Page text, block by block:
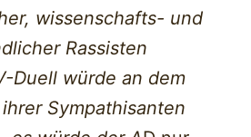
wissenschafts- und
Rassisten
Duell würde an dem
Sympathisanten